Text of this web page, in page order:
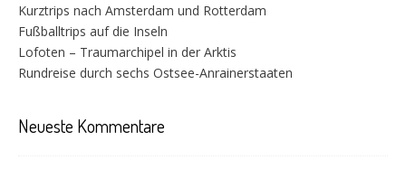
Kurztrips nach Amsterdam und Rotterdam
Fußballtrips auf die Inseln
Lofoten – Traumarchipel in der Arktis
Rundreise durch sechs Ostsee-Anrainerstaaten
Neueste Kommentare